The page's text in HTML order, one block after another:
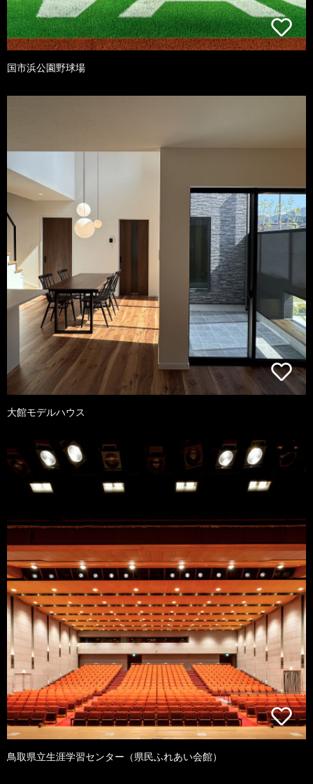
国市浜公園野球場
大館モデルハウス
鳥取県立生涯学習センター（県民ふれあい会館）